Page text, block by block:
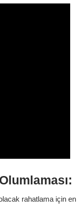
rahatlama için en